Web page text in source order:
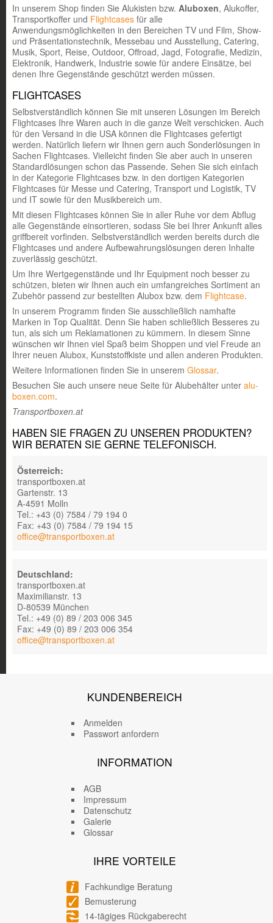
In unserem Shop finden Sie Alukisten bzw. Aluboxen, Alukoffer,
Transportkoffer und Flightcases für alle
Anwendungsmöglichkeiten in den Bereichen TV und Film, Show-
und Präsentationstechnik, Messebau und Ausstellung, Catering,
Musik, Sport, Reise, Outdoor, Offroad, Jagd, Fotografie, Medizin,
Elektronik, Handwerk, Industrie sowie für andere Einsätze, bei
denen Ihre Gegenstände geschützt werden müssen.
FLIGHTCASES
Selbstverständlich können Sie mit unseren Lösungen im Bereich
Flightcases Ihre Waren auch in die ganze Welt verschicken. Auch
für den Versand in die USA können die Flightcases gefertigt
werden. Natürlich liefern wir Ihnen gern auch Sonderlösungen in
Sachen Flightcases. Vielleicht finden Sie aber auch in unseren
Standardlösungen schon das Passende. Sehen Sie sich einfach
in der Kategorie Flightcases bzw. in den dortigen Kategorien
Flightcases für Messe und Catering, Transport und Logistik, TV
und IT sowie für den Musikbereich um.
Mit diesen Flightcases können Sie in aller Ruhe vor dem Abflug
alle Gegenstände einsortieren, sodass Sie bei Ihrer Ankunft alles
griffbereit vorfinden. Selbstverständlich werden bereits durch die
Flightcases und andere Aufbewahrungslösungen deren Inhalte
zuverlässig geschützt.
Um Ihre Wertgegenstände und Ihr Equipment noch besser zu
schützen, bieten wir Ihnen auch ein umfangreiches Sortiment an
Zubehör passend zur bestellten Alubox bzw. dem Flightcase.
In unserem Programm finden Sie ausschließlich namhafte
Marken in Top Qualität. Denn Sie haben schließlich Besseres zu
tun, als sich um Reklamationen zu kümmern. In diesem Sinne
wünschen wir Ihnen viel Spaß beim Shoppen und viel Freude an
Ihrer neuen Alubox, Kunststoffkiste und allen anderen Produkten.
Weitere Informationen finden Sie in unserem Glossar.
Besuchen Sie auch unsere neue Seite für Alubehälter unter alu-
boxen.com.
Transportboxen.at
HABEN SIE FRAGEN ZU UNSEREN PRODUKTEN?
WIR BERATEN SIE GERNE TELEFONISCH.
Österreich:
transportboxen.at
Gartenstr. 13
A-4591 Molln
Tel.: +43 (0) 7584 / 79 194 0
Fax: +43 (0) 7584 / 79 194 15
office@transportboxen.at
Deutschland:
transportboxen.at
Maximilianstr. 13
D-80539 München
Tel.: +49 (0) 89 / 203 006 345
Fax: +49 (0) 89 / 203 006 354
office@transportboxen.at
KUNDENBEREICH
Anmelden
Passwort anfordern
INFORMATION
AGB
Impressum
Datenschutz
Galerie
Glossar
IHRE VORTEILE
Fachkundige Beratung
Bemusterung
14-tägiges Rückgaberecht